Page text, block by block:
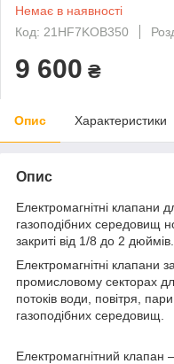
Немає в наявності
Код: 21HF7KOB350
9 600 ₴
Опис Характеристики
Опис
Електромагнітні клапани
газоподібних середовищ
закриті від 1/8 до 2 дюймів.
Електромагнітні клапани
промисловому секторах
потоків води, повітря,
газоподібних середовищ.
Електромагнітний клапан